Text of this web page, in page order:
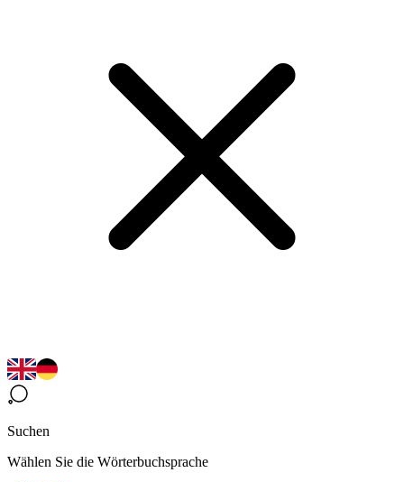
Suchen
Wählen Sie die Wörterbuchsprache